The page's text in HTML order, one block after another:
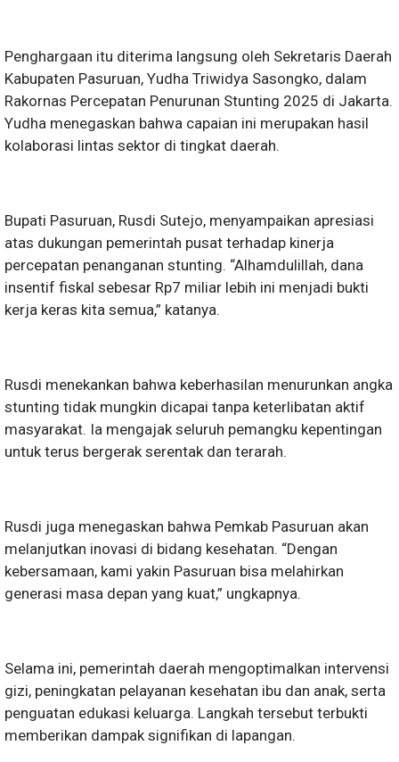
Penghargaan itu diterima langsung oleh Sekretaris Daerah
Kabupaten Pasuruan, Yudha Triwidya Sasongko, dalam
Rakornas Percepatan Penurunan Stunting 2025 di Jakarta.
Yudha menegaskan bahwa capaian ini merupakan hasil
kolaborasi lintas sektor di tingkat daerah.
Bupati Pasuruan, Rusdi Sutejo, menyampaikan apresiasi
atas dukungan pemerintah pusat terhadap kinerja
percepatan penanganan stunting. “Alhamdulillah, dana
insentif fiskal sebesar Rp7 miliar lebih ini menjadi bukti
kerja keras kita semua,” katanya.
Rusdi menekankan bahwa keberhasilan menurunkan angka
stunting tidak mungkin dicapai tanpa keterlibatan aktif
masyarakat. Ia mengajak seluruh pemangku kepentingan
untuk terus bergerak serentak dan terarah.
Rusdi juga menegaskan bahwa Pemkab Pasuruan akan
melanjutkan inovasi di bidang kesehatan. “Dengan
kebersamaan, kami yakin Pasuruan bisa melahirkan
generasi masa depan yang kuat,” ungkapnya.
Selama ini, pemerintah daerah mengoptimalkan intervensi
gizi, peningkatan pelayanan kesehatan ibu dan anak, serta
penguatan edukasi keluarga. Langkah tersebut terbukti
memberikan dampak signifikan di lapangan.